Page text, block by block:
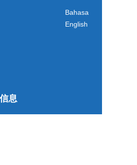
Bahasa
English
息